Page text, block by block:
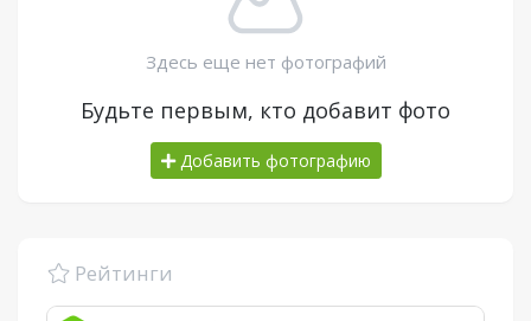
Здесь еще нет фотографий
Будьте первым, кто добавит фото
Добавить фотографию
Рейтинги